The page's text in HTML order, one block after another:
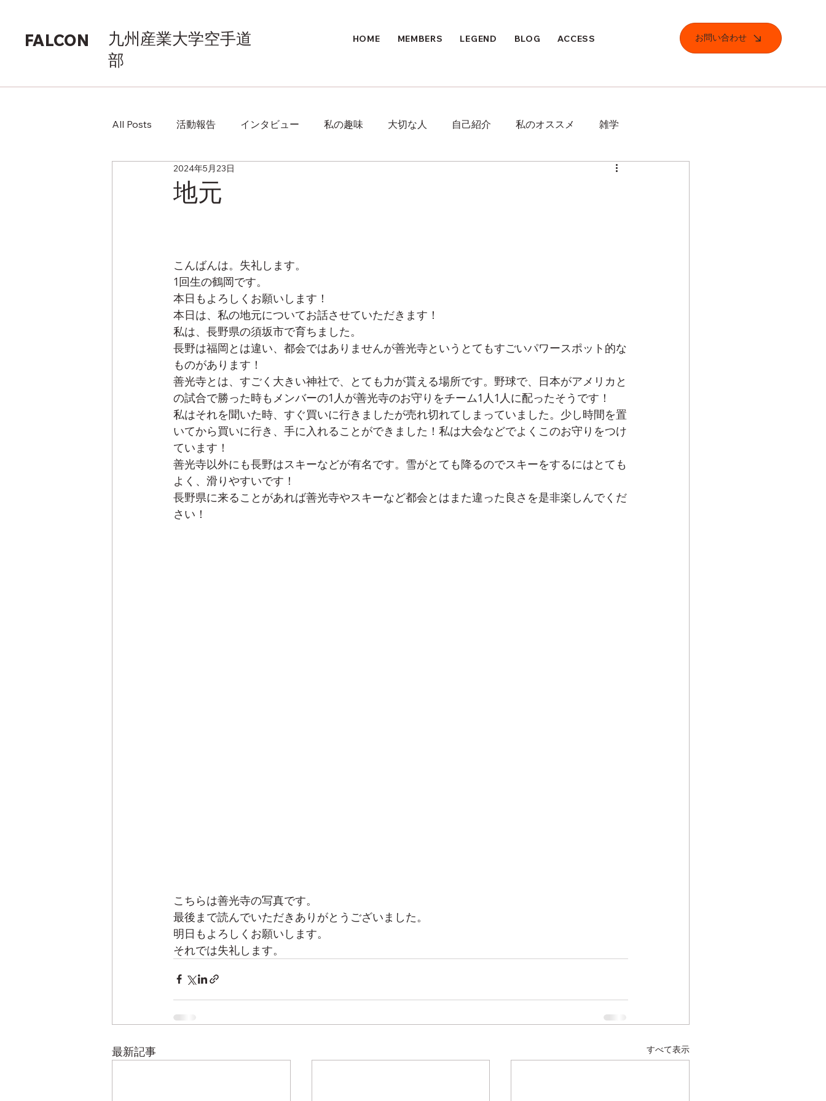
HOME MEMBERS LEGEND BLOG ACCESS お問い合わせ
FALCON
九州産業大学空手道
部
All Posts 活動報告 インタビュー 私の趣味 大切な人 自己紹介 私のオススメ 雑学
地元
2024年5月23日
こんばんは。失礼します。
1回生の鶴岡です。
本日もよろしくお願いします！
本日は、私の地元についてお話させていただきます！
私は、長野県の須坂市で育ちました。
長野は福岡とは違い、都会ではありませんが善光寺というとてもすごいパワースポット的な
ものがあります！
善光寺とは、すごく大きい神社で、とても力が貰える場所です。野球で、日本がアメリカと
の試合で勝った時もメンバーの1人が善光寺のお守りをチーム1人1人に配ったそうです！
私はそれを聞いた時、すぐ買いに行きましたが売れ切れてしまっていました。少し時間を置
いてから買いに行き、手に入れることができました！私は大会などでよくこのお守りをつけ
ています！
善光寺以外にも長野はスキーなどが有名です。雪がとても降るのでスキーをするにはとても
よく、滑りやすいです！
長野県に来ることがあれば善光寺やスキーなど都会とはまた違った良さを是非楽しんでくだ
さい！
こちらは善光寺の写真です。
最後まで読んでいただきありがとうございました。
明日もよろしくお願いします。
それでは失礼します。
最新記事 すべて表示